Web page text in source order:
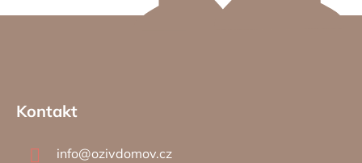
Kontakt
info@ozivdomov.cz